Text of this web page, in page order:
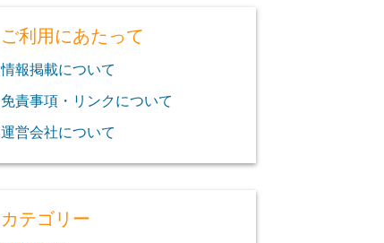
ご利用にあたって
情報掲載について
免責事項・リンクについて
運営会社について
カテゴリー